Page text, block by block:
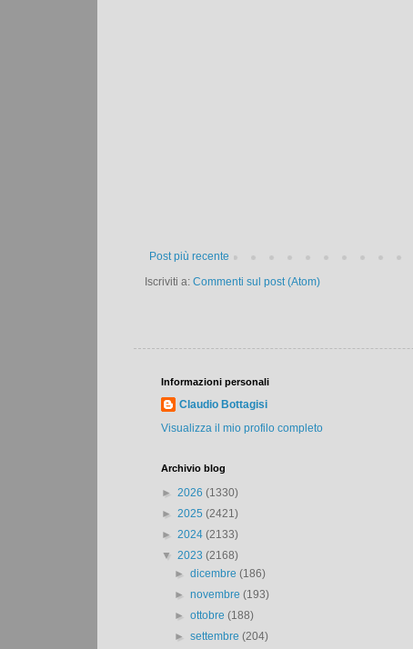
Post più recente
Iscriviti a: Commenti sul post (Atom)
Informazioni personali
Claudio Bottagisi
Visualizza il mio profilo completo
Archivio blog
► 2026 (1330)
► 2025 (2421)
► 2024 (2133)
▼ 2023 (2168)
►dicembre(186)
►novembre(193)
►ottobre(188)
►settembre(204)